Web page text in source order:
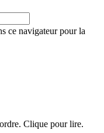
ce navigateur pour la
Clique pour lire.